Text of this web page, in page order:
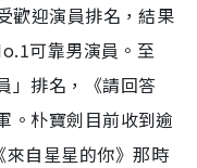
歡迎演員排名，結果
可靠男演員。至
」排名，《請回答
。朴寶劍目前收到逾
自星星的你》那時